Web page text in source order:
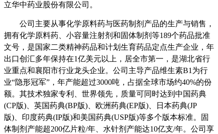
立华中药业股份有限公司。
公司主要从事化学原料药与医药制剂产品的生产与销售，
拥有化学原料药、小容量注射剂和固体制剂等189个药品批准
文号，是国家二类精神药品和计划生育药品定点生产企业，年
出口创汇多年保持在1亿美元以上，居全市第一，是湖北省行
业重点和襄阳市行业龙头企业。公司主导产品维生素B1为行
业“隐形冠军”，年产能超过3000吨，占据全球市场约40%的份
额。其技术独家专利、世界领先，质量可同时达到中国药典
(CP版)、英国药典(BP版)、欧洲药典(EP版)、日本药典(JP
版)、印度药典(IP版)和美国药典(USP版)等多个版本标准。固
体制剂产能超200亿片粒/年、水针剂产能达10亿支/年。公司享